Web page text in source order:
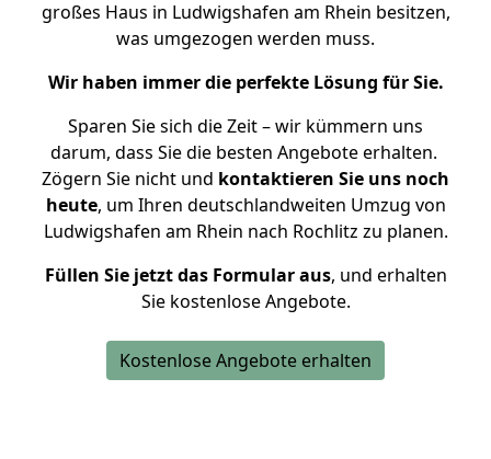
großes Haus in Ludwigshafen am Rhein besitzen,
was umgezogen werden muss.
Wir haben immer die perfekte Lösung für Sie.
Sparen Sie sich die Zeit – wir kümmern uns
darum, dass Sie die besten Angebote erhalten.
Zögern Sie nicht und kontaktieren Sie uns noch
heute, um Ihren deutschlandweiten Umzug von
Ludwigshafen am Rhein nach Rochlitz zu planen.
Füllen Sie jetzt das Formular aus, und erhalten
Sie kostenlose Angebote.
Kostenlose Angebote erhalten